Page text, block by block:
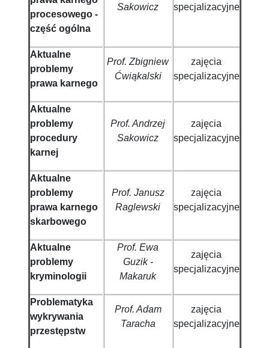
procesowego -
część ogólna
Sakowicz
specjalizacyjne
Aktualne
problemy
prawa karnego
Prof. Zbigniew
Ćwiąkalski
zajęcia
specjalizacyjne
Aktualne
problemy
procedury
karnej
Prof. Andrzej
Sakowicz
zajęcia
specjalizacyjne
Aktualne
problemy
prawa karnego
skarbowego
Prof. Janusz
Raglewski
zajęcia
specjalizacyjne
Aktualne
problemy
kryminologii
Prof. Ewa
Guzik -
Makaruk
zajęcia
specjalizacyjne
Problematyka
wykrywania
przestępstw
Prof. Adam
Taracha
zajęcia
specjalizacyjne